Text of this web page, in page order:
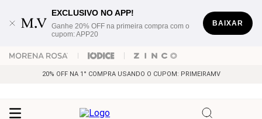
EXCLUSIVO NO APP!
Ganhe 20% OFF na primeira compra com o
cupom: APP20
BAIXAR
20% OFF NA 1° COMPRA USANDO O CUPOM: PRIMEIRAMV